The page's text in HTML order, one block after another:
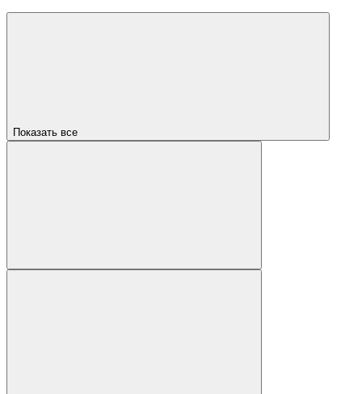
Показать все